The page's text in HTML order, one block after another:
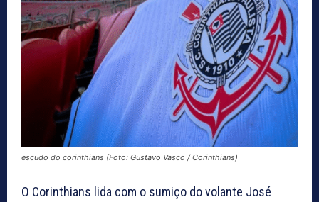
escudo do corinthians (Foto: Gustavo Vasco / Corinthians)
O Corinthians lida com o sumiço do volante José